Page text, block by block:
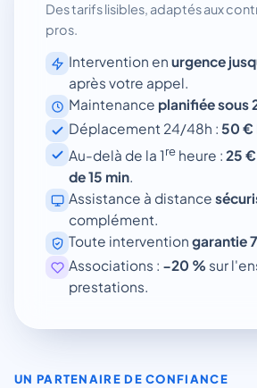
Des tarifs lisibles, adaptés aux
pros.
Intervention en urgence
après votre appel.
Maintenance planifiée sous
Déplacement 24/48h : 50 €
Au-delà de la 1re heure : 25
de 15 min.
Assistance à distance
complément.
Toute intervention garantie
Associations : −20 % sur
prestations.
UN PARTENAIRE DE CONFIANCE